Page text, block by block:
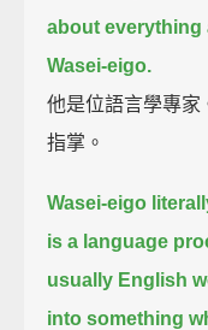
about everything
Wasei-eigo.
他是位語言學專家
指掌。
Wasei-eigo
is a language
usually English
into something